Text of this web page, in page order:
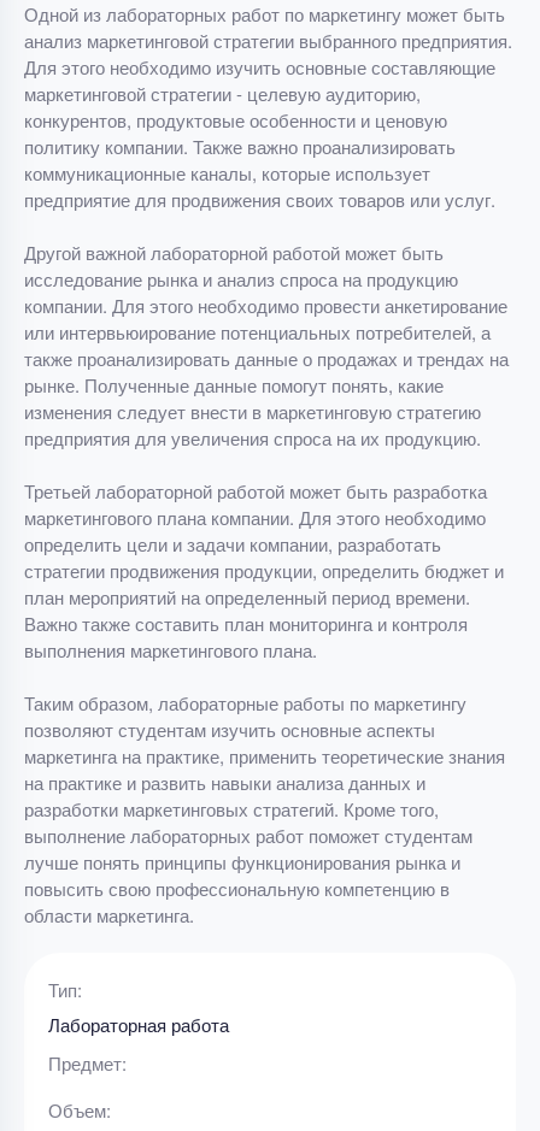
Одной из лабораторных работ по маркетингу может быть
анализ маркетинговой стратегии выбранного предприятия.
Для этого необходимо изучить основные составляющие
маркетинговой стратегии - целевую аудиторию,
конкурентов, продуктовые особенности и ценовую
политику компании. Также важно проанализировать
коммуникационные каналы, которые использует
предприятие для продвижения своих товаров или услуг.
Другой важной лабораторной работой может быть
исследование рынка и анализ спроса на продукцию
компании. Для этого необходимо провести анкетирование
или интервьюирование потенциальных потребителей, а
также проанализировать данные о продажах и трендах на
рынке. Полученные данные помогут понять, какие
изменения следует внести в маркетинговую стратегию
предприятия для увеличения спроса на их продукцию.
Третьей лабораторной работой может быть разработка
маркетингового плана компании. Для этого необходимо
определить цели и задачи компании, разработать
стратегии продвижения продукции, определить бюджет и
план мероприятий на определенный период времени.
Важно также составить план мониторинга и контроля
выполнения маркетингового плана.
Таким образом, лабораторные работы по маркетингу
позволяют студентам изучить основные аспекты
маркетинга на практике, применить теоретические знания
на практике и развить навыки анализа данных и
разработки маркетинговых стратегий. Кроме того,
выполнение лабораторных работ поможет студентам
лучше понять принципы функционирования рынка и
повысить свою профессиональную компетенцию в
области маркетинга.
Тип:
Лабораторная работа
Предмет:
Объем: